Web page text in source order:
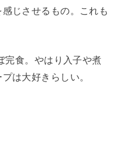
じさせるもの。これも
完食。やはり入子や煮
は大好きらしい。